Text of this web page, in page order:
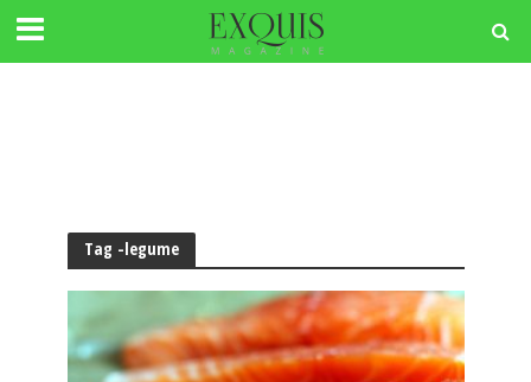
Tag -legume